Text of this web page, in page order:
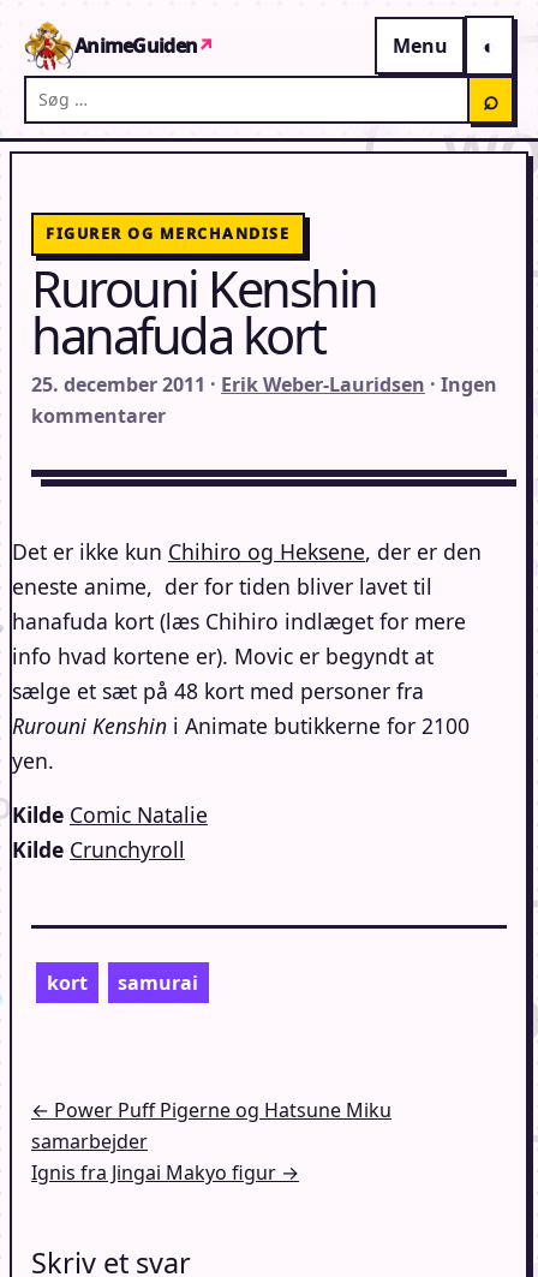
AnimeGuiden↗
Menu
Søg på AnimeGuiden
⌕
FIGURER OG MERCHANDISE
Rurouni Kenshin
hanafuda kort
25. december 2011 · Erik Weber-Lauridsen · Ingen
kommentarer
Det er ikke kun Chihiro og Heksene, der er den
eneste anime, der for tiden bliver lavet til
hanafuda kort (læs Chihiro indlæget for mere
info hvad kortene er). Movic er begyndt at
sælge et sæt på 48 kort med personer fra
Rurouni Kenshin i Animate butikkerne for 2100
yen.
Kilde Comic Natalie
Kilde Crunchyroll
kort samurai
Indlægsnavigation
← Power Puff Pigerne og Hatsune Miku
samarbejder
Ignis fra Jingai Makyo figur →
Skriv et svar